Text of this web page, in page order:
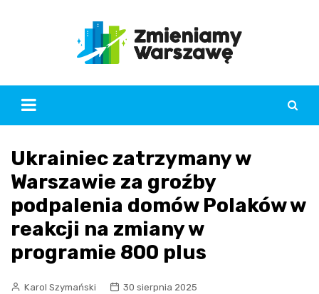
Ukrainiec zatrzymany w
Warszawie za groźby
podpalenia domów Polaków w
reakcji na zmiany w
programie 800 plus
Karol Szymański
30 sierpnia 2025